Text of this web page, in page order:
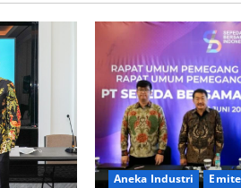
Aneka Industri